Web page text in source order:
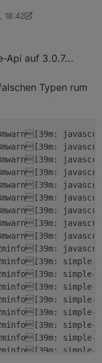
18:42
Api auf 3.0.7...
Typen rum
m:
m:
m:
m:
m:
m:
m:
m:
m:
m:
m: simple-
m: simple-
m: simple-
m: simple-
m: simple-
m: simple-
m: simple-
m: simple-